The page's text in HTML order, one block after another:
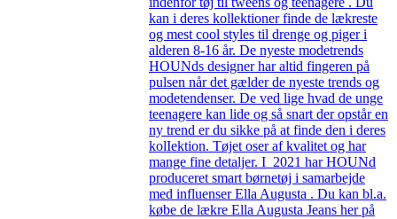
kan i deres kollektioner finde de lækreste
og mest cool styles til drenge og piger i
alderen 8-16 år. De nyeste modetrends
HOUNds designer har altid fingeren på
pulsen når det gælder de nyeste trends og
modetendenser. De ved lige hvad de unge
teenagere kan lide og så snart der opstår en
ny trend er du sikke på at finde den i deres
kolIektion. Tøjet oser af kvalitet og har
mange fine detaljer. I 2021 har HOUNd
produceret smart børnetøj i samarbejde
med influenser Ella Augusta . Du kan bl.a.
købe de lækre Ella Augusta Jeans her på